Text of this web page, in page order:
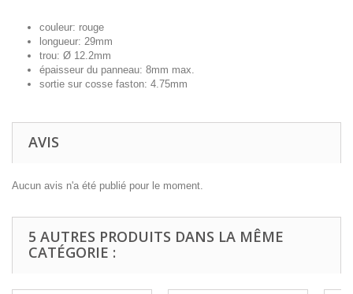
couleur: rouge
longueur: 29mm
trou: Ø 12.2mm
épaisseur du panneau: 8mm max.
sortie sur cosse faston: 4.75mm
AVIS
Aucun avis n'a été publié pour le moment.
5 AUTRES PRODUITS DANS LA MÊME
CATÉGORIE :